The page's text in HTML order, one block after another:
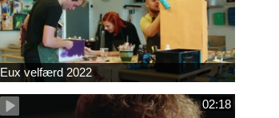
Eux velfærd 2022
02:18